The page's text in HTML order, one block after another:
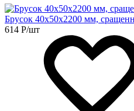
Брусок 40х50х2200 мм,
614 Р/шт